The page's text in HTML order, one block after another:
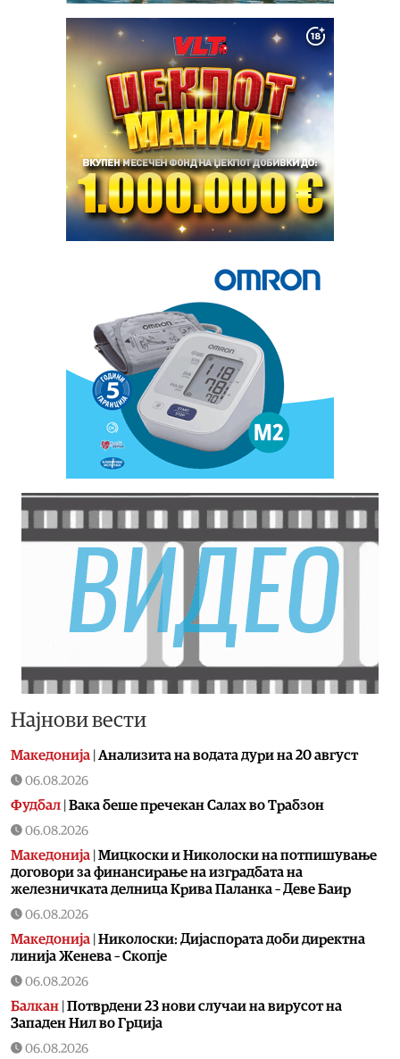
Најнови вести
Македонија Aнализита на водата дури на 20 август
06.08.2026
Фудбал Вака беше пречекан Салах во Трабзон
06.08.2026
Македонија Мицкоски и Николоски на потпишување
договори за финансирање на изградбата на
железничката делница Крива Паланка – Деве Баир
06.08.2026
Македонија Николоски: Дијаспората доби директна
линија Женева – Скопје
06.08.2026
Балкан Потврдени 23 нови случаи на вирусот на
Западен Нил во Грција
06.08.2026